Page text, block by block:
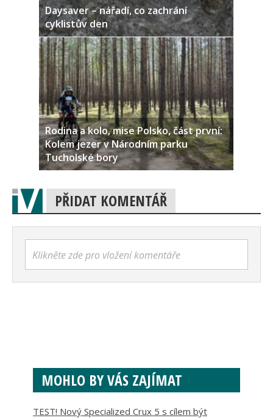
Daysaver – nářadí, co zachrání
cyklistův den
Rodina a kolo, mise Polsko, část první:
Kolem jezer v Národním parku
Tucholské bory
PŘIDAT KOMENTÁŘ
Klikněte zde pro vložení komentáře
MOHLO BY VÁS ZAJÍMAT
TEST! Nový Specialized Crux 5 s cílem být